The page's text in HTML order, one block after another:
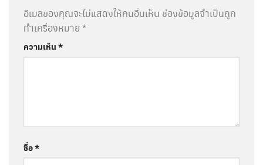
อีเมลของคุณจะไม่แสดงให้คนอื่นเห็น ช่องข้อมูลจำเป็นถูก
ทำเครื่องหมาย *
ความเห็น*
ชื่อ*